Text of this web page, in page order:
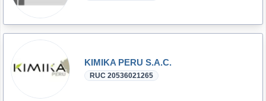
KIMIKA PERU S.A.C.
RUC 20536021265